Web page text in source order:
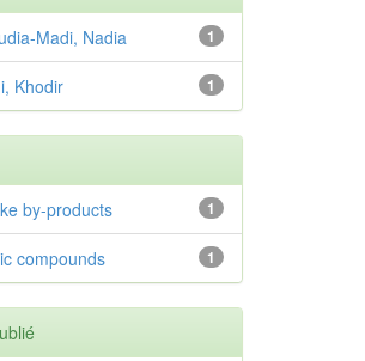
1
Madi, Nadia
1
Khodir
1
by-products
1
compounds